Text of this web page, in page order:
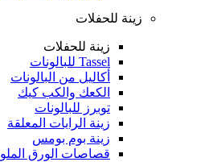
زينة للحفلات
زينة للحفلات
Tassel للبالونات
أكاليل من البالونات
الكعك والكب كيك
توبرز للبالونات
زينة الرايات المعلقة
زينة بوم بومس
قصاصات الورق